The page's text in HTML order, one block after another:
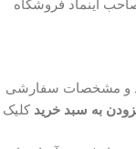
اینماد فروشگاه
و مشخصات سفارشی
به سبد خرید کلیک